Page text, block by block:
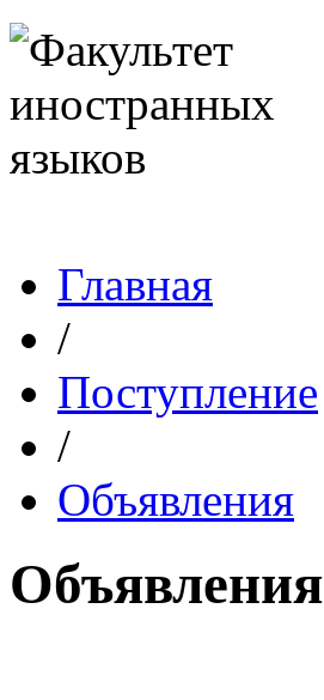
Главная
/
Поступление
/
Объявления
Объявления